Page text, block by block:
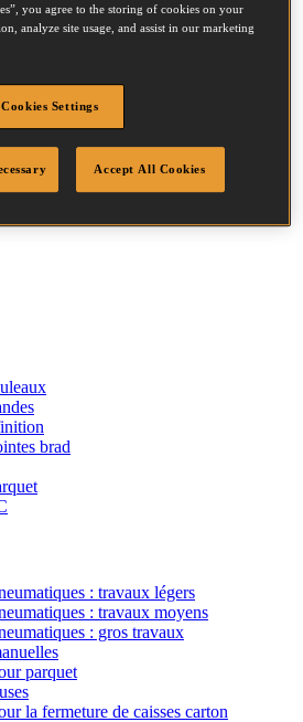
Aller
Cookies
brad
: travaux légers
: travaux moyens
: gros travaux
parquet
la fermeture de caisses carton
you agree to the storing of cookies on your
analyze site usage, and assist in our marketing
Cookies Settings
Accept All Cookies